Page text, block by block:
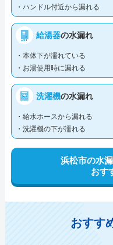
・ハンドル付近から漏れる
給湯器の水漏れ
・本体下が濡れている
・お湯使用時に漏れる
洗濯機の水漏れ
・給水ホースから漏れる
・洗濯機の下が濡れる
浜松市の水
おす
おすす